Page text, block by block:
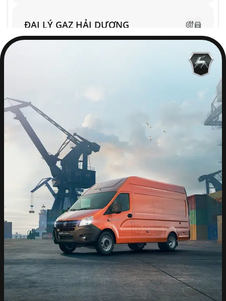
ĐẠI LÝ GAZ HẢI DƯƠNG
Showroom 883 Quang Trung, Phú Lương, Hà Nội
Xưởng dịch vụ : Số 9B Cổ Bản Đồng Mai Hà Đông
Hà Nội
ĐẠI LÝ GAZ HỒNG SƠN STAR
Quốc lộ 1A, Phường Hòa Xuân, TP.Đà Nẵng
ĐẠI LÝ GAZ AN SƯƠNG
2450 Quốc lộ 1A, Phường Trung Mỹ Tây, TP. Hồ
Chí Minh.
ĐẠI LÝ GAZ Ô TÔ HÒA PHÁT